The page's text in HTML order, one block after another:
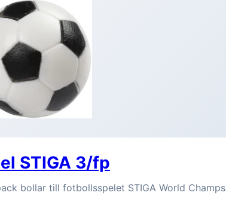
STIGA 3/fp
bollar till fotbollsspelet STIGA World Champs